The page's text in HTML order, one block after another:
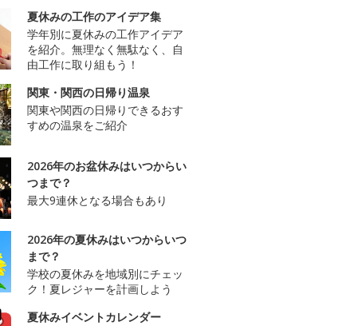
夏休みの工作のアイデア集
学年別に夏休みの工作アイデア
を紹介。無理なく無駄なく、自
由工作に取り組もう！
関東・関西の日帰り温泉
関東や関西の日帰りできるおす
すめの温泉をご紹介
2026年のお盆休みはいつからい
つまで？
最大9連休となる場合もあり
2026年の夏休みはいつからいつ
まで？
学校の夏休みを地域別にチェッ
ク！夏レジャーを計画しよう
夏休みイベントカレンダー